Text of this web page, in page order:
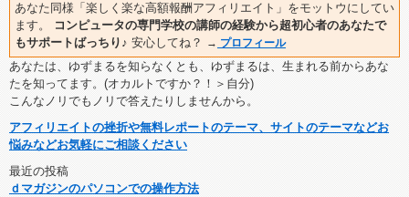
あなた同様「楽しく楽な高額報酬アフィリエイト」をモットウにしてい
ます。
コンピュータの専門学校の講師の経験から超初心者のあなたで
もサポートばっちり♪ 安心してね？ → プロフィール
あなたは、ゆずまるを知らなくとも、ゆずまるは、生まれる前からあな
たを知ってます。(オカルトですか？！＞自分)
こんなノリでもノリで答えたりしませんから。
アフィリエイトの挫折や無料レポートのテーマ、サイトのテーマなどお
悩みなどお気軽にご相談ください
最近の投稿
ｄマガジンのパソコンでの操作方法